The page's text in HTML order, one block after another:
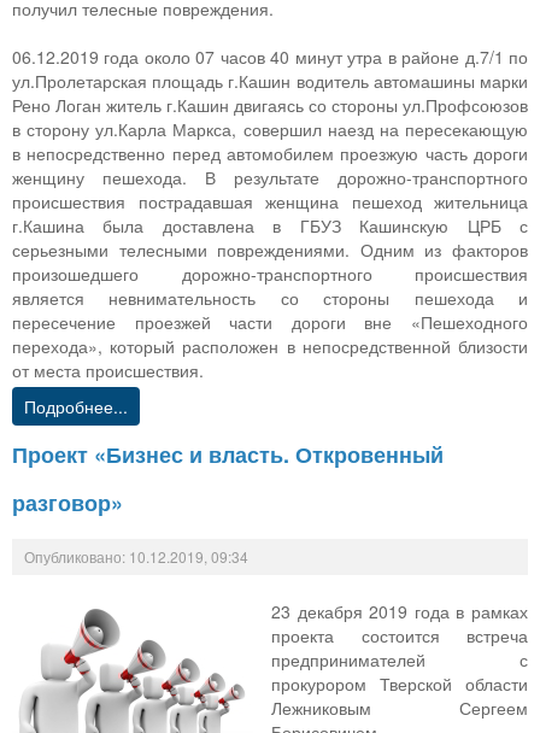
получил телесные повреждения.
06.12.2019 года около 07 часов 40 минут утра в районе д.7/1 по
ул.Пролетарская площадь г.Кашин водитель автомашины марки
Рено Логан житель г.Кашин двигаясь со стороны ул.Профсоюзов
в сторону ул.Карла Маркса, совершил наезд на пересекающую
в непосредственно перед автомобилем проезжую часть дороги
женщину пешехода. В результате дорожно-транспортного
происшествия пострадавшая женщина пешеход жительница
г.Кашина была доставлена в ГБУЗ Кашинскую ЦРБ с
серьезными телесными повреждениями. Одним из факторов
произошедшего дорожно-транспортного происшествия
является невнимательность со стороны пешехода и
пересечение проезжей части дороги вне «Пешеходного
перехода», который расположен в непосредственной близости
от места происшествия.
Подробнее...
Проект «Бизнес и власть. Откровенный
разговор»
Опубликовано: 10.12.2019, 09:34
23 декабря 2019 года в рамках
проекта состоится встреча
предпринимателей с
прокурором Тверской области
Лежниковым Сергеем